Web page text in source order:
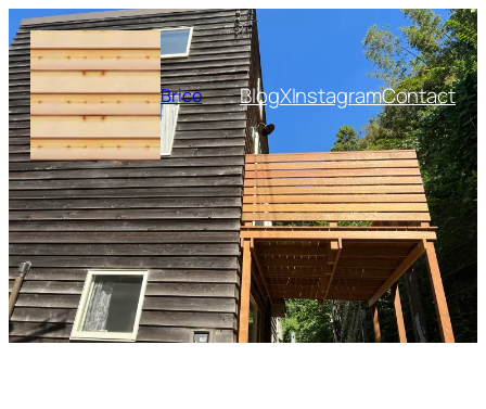
内
容
を
ス
キ
ッ
プ
Brico BlogXInstagramContact